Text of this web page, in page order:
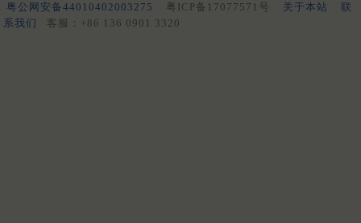
粤公网安备44010402003275 粤ICP备17077571号 关于本站
联
系我们
客服：+86 136 0901 3320